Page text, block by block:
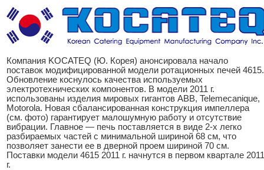
Компания KOCATEQ (Ю. Корея) анонсировала начало
поставок модифицированной модели ротационных печей 4615.
Обновление коснулось качества используемых
электротехнических компонентов. В модели 2011 г.
использованы изделия мировых гигантов ABB, Telemecanique,
Motorola. Новая сбалансированная конструкция импеллера
(см. фото) гарантирует малошумную работу и отсутствие
вибрации. Главное — печь поставляется в виде 2-х легко
разбираемых частей с минимальной шириной 68 см, что
позволяет занести ее в дверной проем шириной 70 см.
Поставки модели 4615 2011 г. начнутся в первом квартале 2011
г.